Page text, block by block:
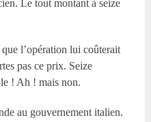
Le tout montant à seize
l’opération lui coûterait
pas ce prix. Seize
! Ah ! mais non.
au gouvernement italien.